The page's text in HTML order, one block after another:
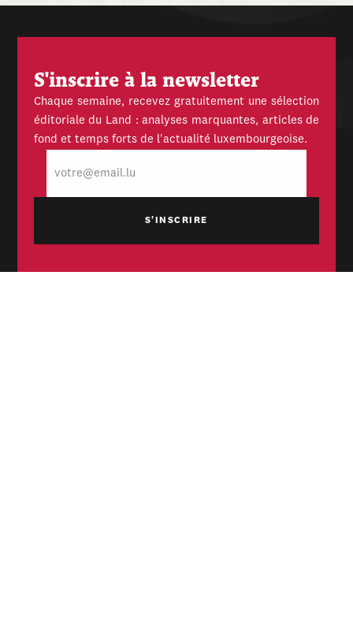
S'inscrire à la newsletter
Chaque semaine, recevez gratuitement une sélection
éditoriale du Land : analyses marquantes, articles de
fond et temps forts de l'actualité luxembourgeoise.
mail